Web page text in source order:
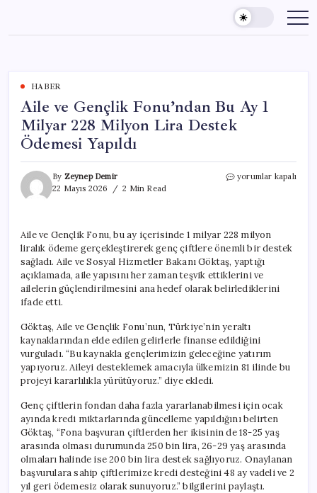
content
HABER
Aile ve Gençlik Fonu’ndan Bu Ay 1
Milyar 228 Milyon Lira Destek
Ödemesi Yapıldı
By Zeynep Demir
22 Mayıs 2026
2 Min Read
Aile
Ay
1
Milyar
228
Milyon
Yapıldı
için
yorumlar kapalı
Aile ve Gençlik Fonu, bu ay içerisinde 1 milyar 228 milyon
liralık ödeme gerçekleştirerek genç çiftlere önemli bir destek
sağladı. Aile ve Sosyal Hizmetler Bakanı Göktaş, yaptığı
açıklamada, aile yapısını her zaman teşvik ettiklerini ve
ailelerin güçlendirilmesini ana hedef olarak belirlediklerini
ifade etti.
Göktaş, Aile ve Gençlik Fonu’nun, Türkiye’nin yeraltı
kaynaklarından elde edilen gelirlerle finanse edildiğini
vurguladı. “Bu kaynakla gençlerimizin geleceğine yatırım
yapıyoruz. Aileyi desteklemek amacıyla ülkemizin 81 ilinde bu
projeyi kararlılıkla yürütüyoruz.” diye ekledi.
Genç çiftlerin fondan daha fazla yararlanabilmesi için ocak
ayında kredi miktarlarında güncelleme yapıldığını belirten
Göktaş, “Fona başvuran çiftlerden her ikisinin de 18-25 yaş
arasında olması durumunda 250 bin lira, 26-29 yaş arasında
olmaları halinde ise 200 bin lira destek sağlıyoruz. Onaylanan
başvurulara sahip çiftlerimize kredi desteğini 48 ay vadeli ve 2
yıl geri ödemesiz olarak sunuyoruz.” bilgilerini paylaştı.